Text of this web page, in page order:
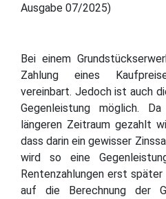
Ausgabe 07/2025)
Bei einem
Zahlung eines
vereinbart. Jedoch ist auch
Gegenleistung möglich.
längeren Zeitraum gezahlt
dass darin ein gewisser
wird so eine
Rentenzahlungen erst
auf die Berechnung der